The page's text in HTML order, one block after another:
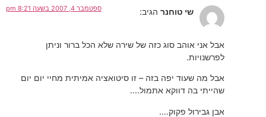
שי טוחנר הגיב: ספטמבר 4, 2007 בשעה 8:21 pm
אבל אני אוהב סוג כזה של שירה שלא הכל ברור וניתן
לפרשנויות.
אבל מה שעוד יפה בזה – זו סיטואציה אמיתית מחיי יום יום
שהייתי בה דווקא אתמול….
אבן גבירול פקוק….